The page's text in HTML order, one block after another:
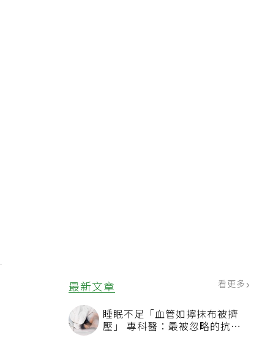
最新文章 看更多
睡眠不足「血管如擰抹布被擠
壓」 專科醫：最被忽略的抗老